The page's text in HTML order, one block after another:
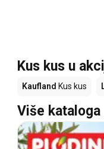
Kus kus u
Kaufland Kus kus
Više